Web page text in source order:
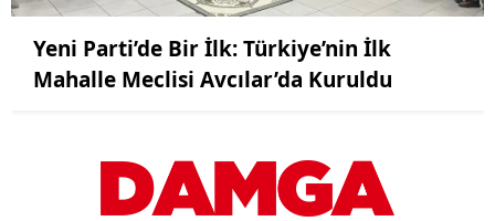
Yeni Parti’de Bir İlk: Türkiye’nin İlk
Mahalle Meclisi Avcılar’da Kuruldu